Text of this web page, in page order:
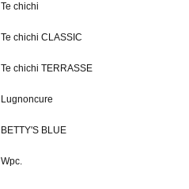
Te chichi
Te chichi CLASSIC
Te chichi TERRASSE
Lugnoncure
BETTY'S BLUE
Wpc.